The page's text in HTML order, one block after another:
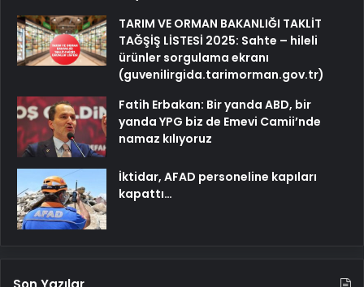
TARIM VE ORMAN BAKANLIĞI TAKLİT
TAĞŞİŞ LİSTESİ 2025: Sahte – hileli
ürünler sorgulama ekranı
(guvenilirgida.tarimorman.gov.tr)
Fatih Erbakan: Bir yanda ABD, bir
yanda YPG biz de Emevi Camii’nde
namaz kılıyoruz
İktidar, AFAD personeline kapıları
kapattı…